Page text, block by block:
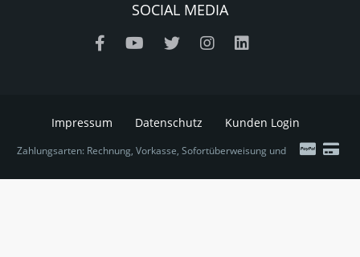
SOCIAL MEDIA
Impressum Datenschutz Kunden Login
Zahlungsarten: Rechnung, Vorkasse, Sofortüberweisung und